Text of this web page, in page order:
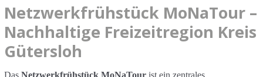
Netzwerkfrühstück MoNaTour –
Nachhaltige Freizeitregion Kreis
Gütersloh